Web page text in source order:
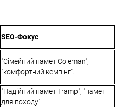
SEO-Фокус
"Сімейний намет Coleman",
"комфортний кемпінг".
"Надійний намет Tramp", "намет
для походу".